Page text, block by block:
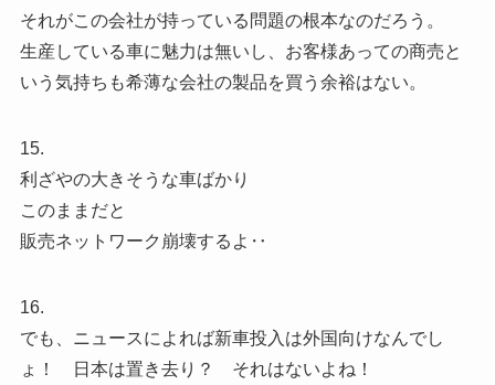
それがこの会社が持っている問題の根本なのだろう。
生産している車に魅力は無いし、お客様あっての商売と
いう気持ちも希薄な会社の製品を買う余裕はない。
15.
利ざやの大きそうな車ばかり
このままだと
販売ネットワーク崩壊するよ‥
16.
でも、ニュースによれば新車投入は外国向けなんでし
ょ！ 日本は置き去り？ それはないよね！